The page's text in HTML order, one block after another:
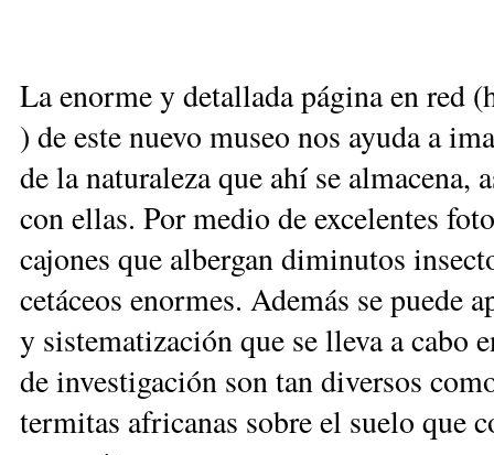
La enorme y detallada página en red
) de este nuevo museo nos ayuda a
de la naturaleza que ahí se almacena,
con ellas. Por medio de excelentes
cajones que albergan diminutos
cetáceos enormes. Además se puede
y sistematización que se lleva a cabo
de investigación son tan diversos
termitas africanas sobre el suelo que